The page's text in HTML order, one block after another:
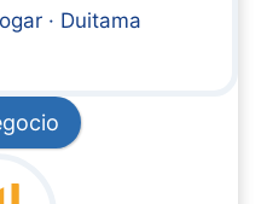
· Duitama